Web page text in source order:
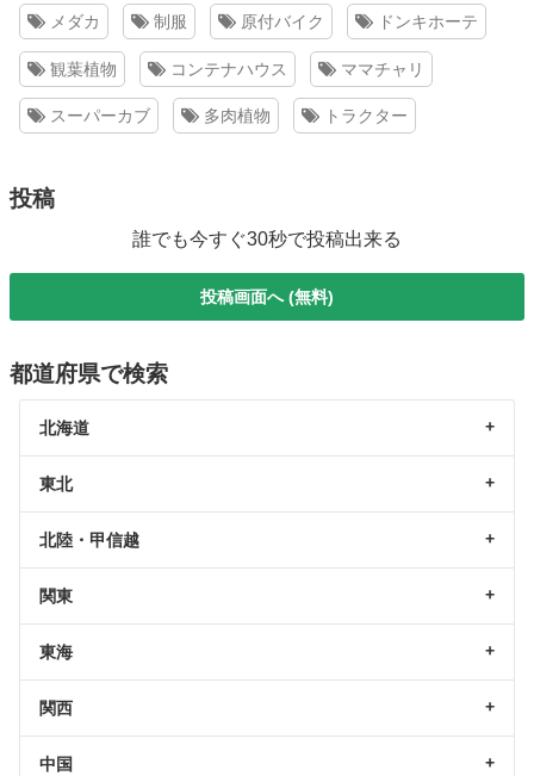
メダカ 制服 原付バイク ドンキホーテ
観葉植物 コンテナハウス ママチャリ
スーパーカブ 多肉植物 トラクター
投稿
誰でも今すぐ30秒で投稿出来る
投稿画面へ (無料)
都道府県で検索
北海道
東北
北陸・甲信越
関東
東海
関西
中国